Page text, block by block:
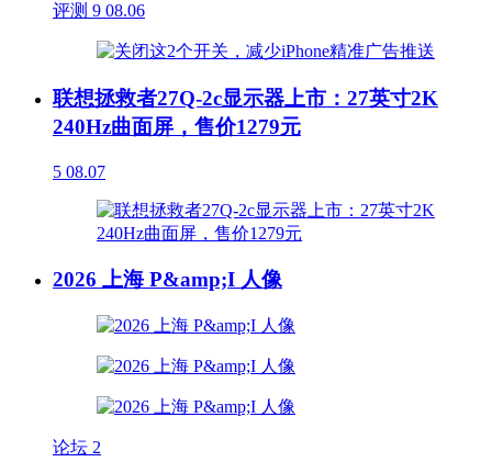
评测 9 08.06
联想拯救者27Q-2c显示器上市：27英寸2K
240Hz曲面屏，售价1279元
5 08.07
2026 上海 P&amp;I 人像
论坛 2